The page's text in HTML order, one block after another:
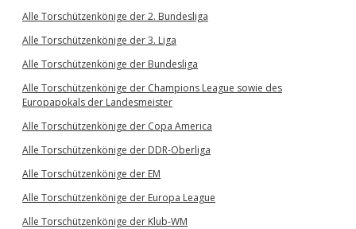
Alle Torschützenkönige der 2. Bundesliga
Alle Torschützenkönige der 3. Liga
Alle Torschützenkönige der Bundesliga
Alle Torschützenkönige der Champions League sowie des
Europapokals der Landesmeister
Alle Torschützenkönige der Copa America
Alle Torschützenkönige der DDR-Oberliga
Alle Torschützenkönige der EM
Alle Torschützenkönige der Europa League
Alle Torschützenkönige der Klub-WM